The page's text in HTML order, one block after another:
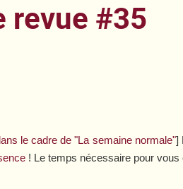
revue #35
le cadre de "La semaine normale"]
! Le temps nécessaire pour